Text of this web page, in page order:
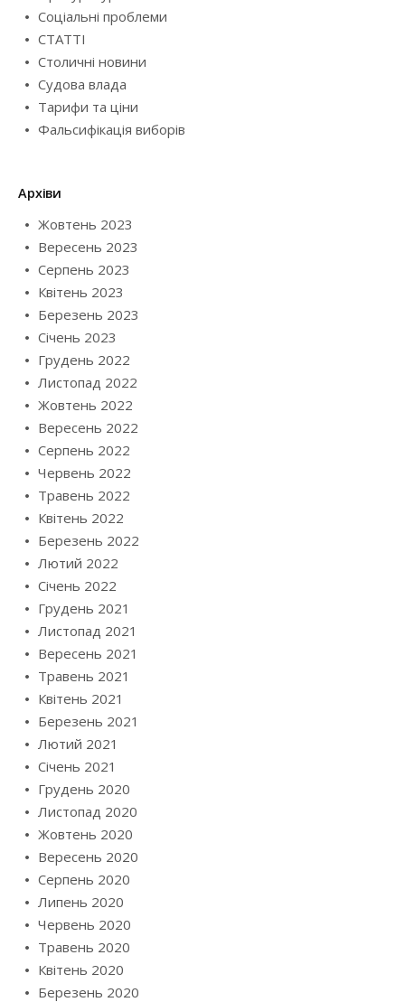
Соціальні проблеми
СТАТТІ
Столичні новини
Судова влада
Тарифи та ціни
Фальсифікація виборів
Архіви
Жовтень 2023
Вересень 2023
Серпень 2023
Квітень 2023
Березень 2023
Січень 2023
Грудень 2022
Листопад 2022
Жовтень 2022
Вересень 2022
Серпень 2022
Червень 2022
Травень 2022
Квітень 2022
Березень 2022
Лютий 2022
Січень 2022
Грудень 2021
Листопад 2021
Вересень 2021
Травень 2021
Квітень 2021
Березень 2021
Лютий 2021
Січень 2021
Грудень 2020
Листопад 2020
Жовтень 2020
Вересень 2020
Серпень 2020
Липень 2020
Червень 2020
Травень 2020
Квітень 2020
Березень 2020